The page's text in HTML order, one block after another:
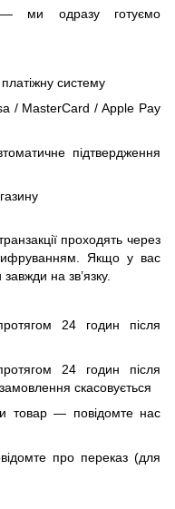
— ми одразу готуємо
систему
/ MasterCard / Apple Pay
підтвердження
проходять через
Якщо у вас
на зв’язку.
24 годин після
24 годин після
скасовується
товар — повідомте нас
про переказ (для